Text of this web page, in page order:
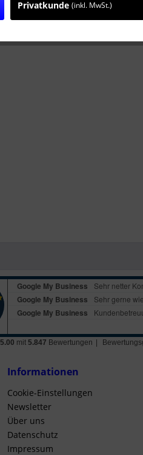
5.00 mit 5.847 Bewertungen
Informationen
Cookie-Einstellungen
Newsletter
Über uns
Datenschutz
Impressum
Privatkunde (inkl. MwSt.)